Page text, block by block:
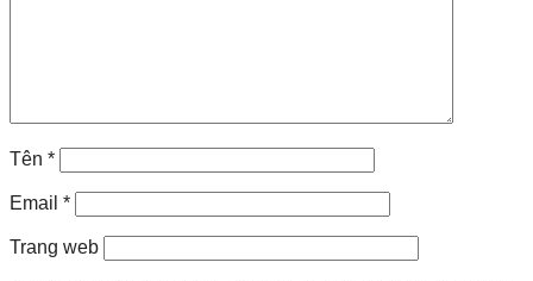
Tên *
Email *
Trang web